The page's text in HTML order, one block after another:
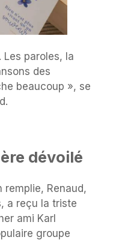
Les paroles, la
des
beaucoup », se
dévoilé
remplie, Renaud,
a reçu la triste
ami Karl
groupe